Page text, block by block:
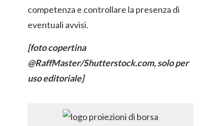
competenza e controllare la presenza di
eventuali avvisi.
[foto copertina
@RaffMaster/Shutterstock.com, solo per
uso editoriale]